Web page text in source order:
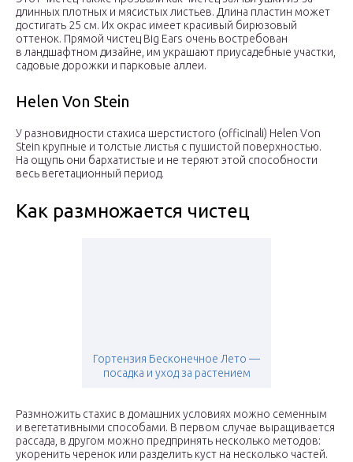
длинных плотных и мясистых листьев. Длина пластин может
достигать 25 см. Их окрас имеет красивый бирюзовый
оттенок. Прямой чистец Big Ears очень востребован
в ландшафтном дизайне, им украшают приусадебные участки,
садовые дорожки и парковые аллеи.
Helen Von Stein
У разновидности стахиса шерстистого (officinali) Helen Von
Stein крупные и толстые листья с пушистой поверхностью.
На ощупь они бархатистые и не теряют этой способности
весь вегетационный период.
Как размножается чистец
Гортензия Бесконечное Лето —
посадка и уход за растением
Размножить стахис в домашних условиях можно семенным
и вегетативными способами. В первом случае выращивается
рассада, в другом можно предпринять несколько методов:
укоренить черенок или разделить куст на несколько частей.